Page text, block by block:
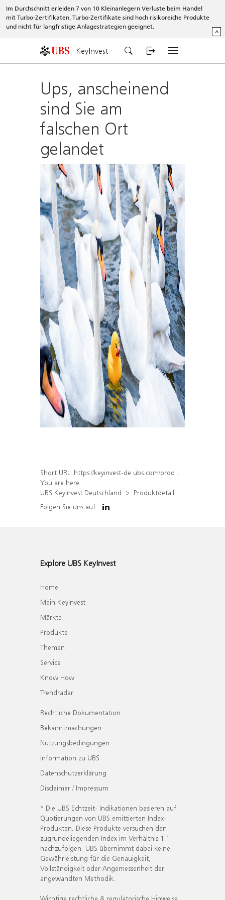
Im Durchschnitt erleiden 7 von 10 Kleinanlegern Verluste beim Handel
mit Turbo-Zertifikaten. Turbo-Zertifikate sind hoch risikoreiche Produkte
und nicht für langfristige Anlagestrategien geeignet.
^
KeyInvest
Ups, anscheinend
sind Sie am
falschen Ort
gelandet
Short URL: https://keyinvest-de.ubs.com/produkt/detail/index/isin/DE000WA36YK2
You are here:
UBS KeyInvest Deutschland
Produktdetail
Folgen Sie uns auf
Explore UBS KeyInvest
Home
Mein KeyInvest
Märkte
Produkte
Themen
Service
Know How
Trendradar
Rechtliche Dokumentation
Bekanntmachungen
Nutzungsbedingungen
Information zu UBS
Datenschutzerklärung
Disclaimer / Impressum
* Die UBS Echtzeit- Indikationen basieren auf
Quotierungen von UBS emittierten Index-
Produkten. Diese Produkte versuchen den
zugrundeliegenden Index im Verhältnis 1:1
nachzufolgen. UBS übernimmt dabei keine
Gewährleistung für die Genauigkeit,
Vollständigkeit oder Angemessenheit der
angewandten Methodik.